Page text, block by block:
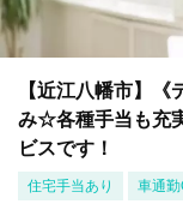
【近江八幡市】
み☆各種手当も充
ビスです！
住宅手当あり 車通